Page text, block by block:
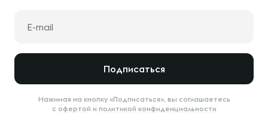
Подписаться
Нажимая на кнопку «Подписаться», вы соглашаетесь
с офертой и политикой конфиденциальности